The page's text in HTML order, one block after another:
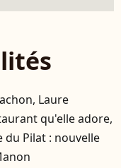
Laure
qu'elle adore,
du Pilat : nouvelle